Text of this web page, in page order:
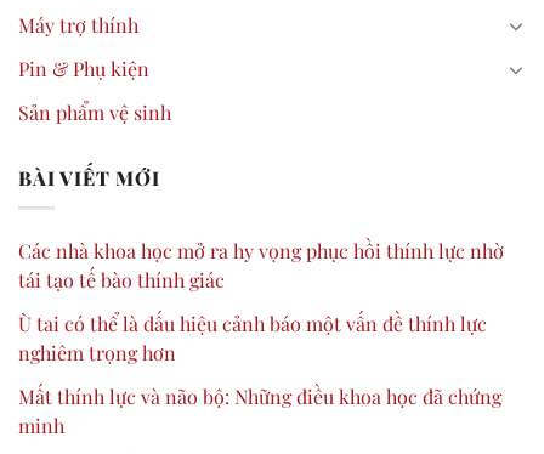
Máy trợ thính
Pin & Phụ kiện
Sản phẩm vệ sinh
BÀI VIẾT MỚI
Các nhà khoa học mở ra hy vọng phục hồi thính lực nhờ
tái tạo tế bào thính giác
Ù tai có thể là dấu hiệu cảnh báo một vấn đề thính lực
nghiêm trọng hơn
Mất thính lực và não bộ: Những điều khoa học đã chứng
minh